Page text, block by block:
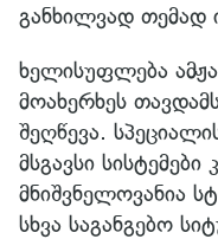
განხილვად თემად
ხელისუფლება
მოახერხეს
შეღწევა.
მსგავსი
მნიშვნელოვანია
სხვა საგანგებო